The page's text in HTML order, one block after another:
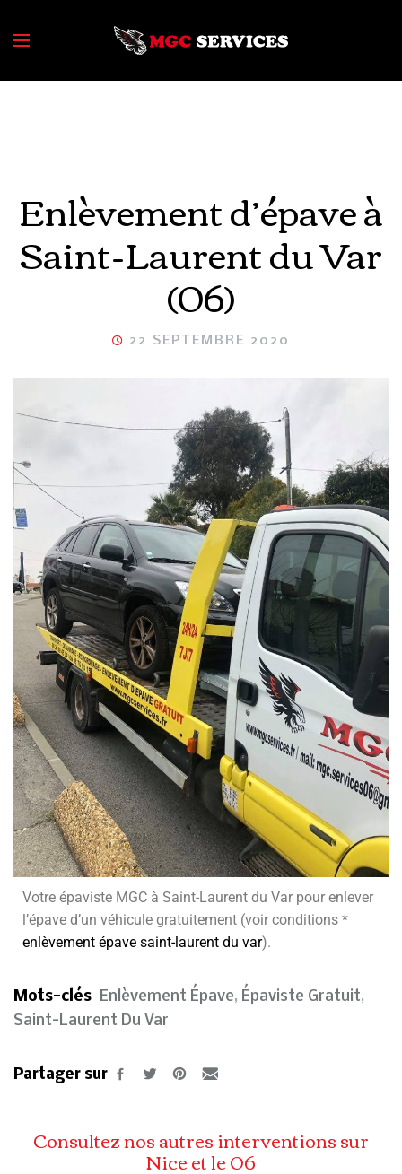
Enlèvement d’épave à
Saint-Laurent du Var
(06)
22 SEPTEMBRE 2020
Votre épaviste MGC à Saint-Laurent du Var pour enlever
l’épave d’un véhicule gratuitement (voir conditions *
enlèvement épave saint-laurent du var).
Mots-clés Enlèvement Épave, Épaviste Gratuit,
Saint-Laurent Du Var
Partager sur
Consultez nos autres interventions sur
Nice et le 06